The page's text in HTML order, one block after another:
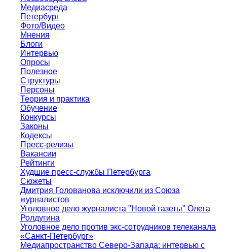
Медиасреда
Петербург
Фото/Видео
Мнения
Блоги
Интервью
Опросы
Полезное
Структуры
Персоны
Теория и практика
Обучение
Конкурсы
Законы
Кодексы
Пресс-релизы
Вакансии
Рейтинги
Худшие пресс-службы Петербурга
Сюжеты
Дмитрия Голованова исключили из Союза
журналистов
Уголовное дело журналиста "Новой газеты" Олега
Ролдугина
Уголовное дело против экс-сотрудников телеканала
«Санкт-Петербург»
Медиапространство Северо-Запада: интервью с